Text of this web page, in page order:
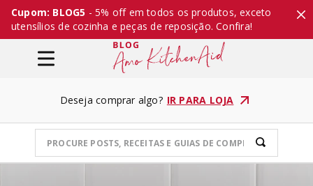
Cupom: BLOG5 - 5% off em todos os produtos, exceto
utensílios de cozinha e peças de reposição. Confira!
Deseja comprar algo? IR PARA LOJA